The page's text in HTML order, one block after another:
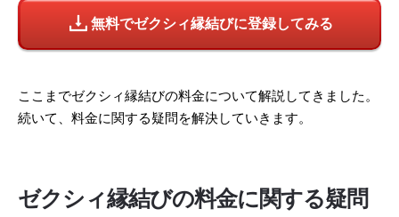
無料でゼクシィ縁結びに登録してみる
ここまでゼクシィ縁結びの料金について解説してきました。
続いて、料金に関する疑問を解決していきます。
ゼクシィ縁結びの料金に関する疑問